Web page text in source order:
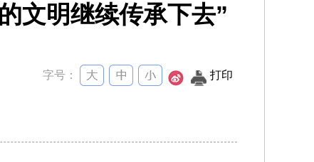
文明继续传承下去”
字号： 打印